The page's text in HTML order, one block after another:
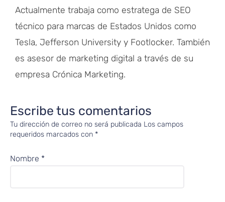
Actualmente trabaja como estratega de SEO
técnico para marcas de Estados Unidos como
Tesla, Jefferson University y Footlocker. También
es asesor de marketing digital a través de su
empresa Crónica Marketing.
Escribe tus comentarios
Tu dirección de correo no será publicada Los campos
requeridos marcados con *
Nombre *